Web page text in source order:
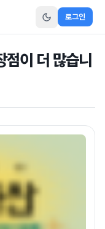
로그인
이 더 많습니